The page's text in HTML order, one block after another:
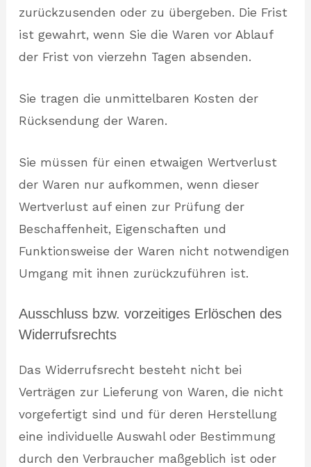
zurückzusenden oder zu übergeben. Die Frist
ist gewahrt, wenn Sie die Waren vor Ablauf
der Frist von vierzehn Tagen absenden.
Sie tragen die unmittelbaren Kosten der
Rücksendung der Waren.
Sie müssen für einen etwaigen Wertverlust
der Waren nur aufkommen, wenn dieser
Wertverlust auf einen zur Prüfung der
Beschaffenheit, Eigenschaften und
Funktionsweise der Waren nicht notwendigen
Umgang mit ihnen zurückzuführen ist.
Ausschluss bzw. vorzeitiges Erlöschen des
Widerrufsrechts
Das Widerrufsrecht besteht nicht bei
Verträgen zur Lieferung von Waren, die nicht
vorgefertigt sind und für deren Herstellung
eine individuelle Auswahl oder Bestimmung
durch den Verbraucher maßgeblich ist oder